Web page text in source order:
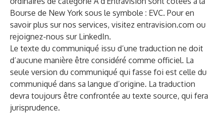
Bourse de New York sous le symbole : EVC. Pour en
savoir plus sur nos services, visitez entravision.com ou
rejoignez-nous sur LinkedIn.
Le texte du communiqué issu d’une traduction ne doit
d’aucune manière être considéré comme officiel. La
seule version du communiqué qui fasse foi est celle du
communiqué dans sa langue d’origine. La traduction
devra toujours être confrontée au texte source, qui fera
jurisprudence.